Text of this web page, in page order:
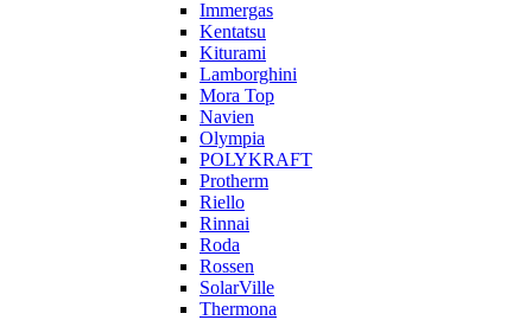
Immergas
Kentatsu
Kiturami
Lamborghini
Mora Top
Navien
Olympia
POLYKRAFT
Protherm
Riello
Rinnai
Roda
Rossen
SolarVille
Thermona